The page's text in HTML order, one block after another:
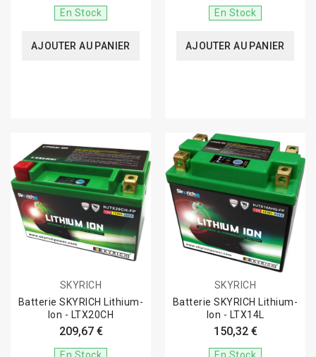
En Stock
AJOUTER AU PANIER
En Stock
AJOUTER AU PANIER
SKYRICH
Batterie SKYRICH Lithium-
Ion - LTX20CH
209,67 €
SKYRICH
Batterie SKYRICH Lithium-
Ion - LTX14L
150,32 €